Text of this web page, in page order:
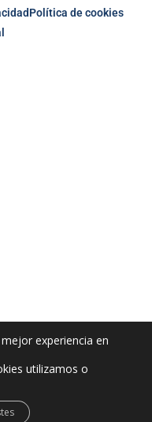
Política de cookies
experiencia en
utilizamos o